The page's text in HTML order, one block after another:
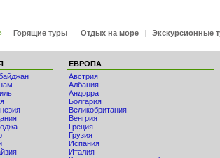
Горящие туры | Отдых на море | Экскурсионные
ЕВРОПА
Австрия
Албания
Андорра
Болгария
Великобритания
Венгрия
Греция
Грузия
Испания
Италия